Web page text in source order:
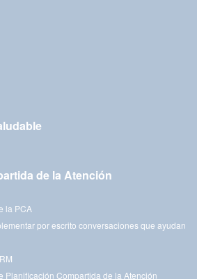
de la Atención
la PCA
por escrito conversaciones que ayudan
Planificación Compartida de la Atención